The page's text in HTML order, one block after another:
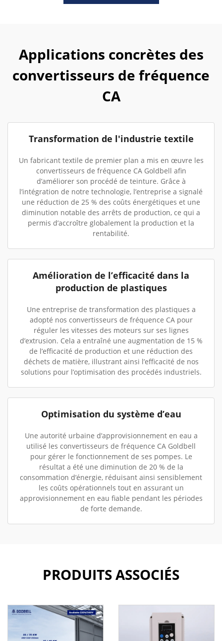
Applications concrètes des
convertisseurs de fréquence
CA
Transformation de l'industrie textile
Un fabricant textile de premier plan a mis en œuvre les
convertisseurs de fréquence CA Goldbell afin
d’améliorer son procédé de teinture. Grâce à
l’intégration de notre technologie, l’entreprise a signalé
une réduction de 25 % des coûts énergétiques et une
diminution notable des arrêts de production, ce qui a
permis d’accroître globalement la production et la
rentabilité.
Amélioration de l’efficacité dans la
production de plastiques
Une entreprise de transformation des plastiques a
adopté nos convertisseurs de fréquence CA pour
réguler les vitesses des moteurs sur ses lignes
d’extrusion. Cela a entraîné une augmentation de 15 %
de l’efficacité de production et une réduction des
déchets de matière, illustrant ainsi l’efficacité de nos
solutions pour l’optimisation des procédés industriels.
Optimisation du système d’eau
Une autorité urbaine d’approvisionnement en eau a
utilisé les convertisseurs de fréquence CA Goldbell
pour gérer le fonctionnement de ses pompes. Le
résultat a été une diminution de 20 % de la
consommation d’énergie, réduisant ainsi sensiblement
les coûts opérationnels tout en assurant un
approvisionnement en eau fiable pendant les périodes
de forte demande.
PRODUITS ASSOCIÉS